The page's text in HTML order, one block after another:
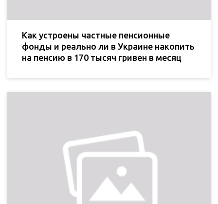
Как устроены частные пенсионные
фонды и реально ли в Украине накопить
на пенсию в 170 тысяч гривен в месяц